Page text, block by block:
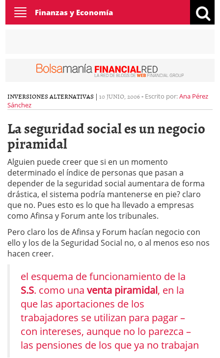
Toggle
navigation
Finanzas y Economía
INVERSIONES ALTERNATIVAS | 10 JUNIO, 2006- Escrito por:Ana Pérez
Sánchez
La seguridad social es un negocio
piramidal
Alguien puede creer que si en un momento
determinado el índice de personas que pasan a
depender de la seguridad social aumentara de forma
drástica, el sistema podría mantenerse en pie? claro
que no. Pues esto es lo que ha llevado a empresas
como Afinsa y Forum ante los tribunales.
Pero claro los de Afinsa y Forum hacían negocio con
ello y los de la Seguridad Social no, o al menos eso nos
hacen creer.
el esquema de funcionamiento de la
S.S. como una venta piramidal, en la
que las aportaciones de los
trabajadores se utilizan para pagar –
con intereses, aunque no lo parezca –
las pensiones de los que ya no trabajan